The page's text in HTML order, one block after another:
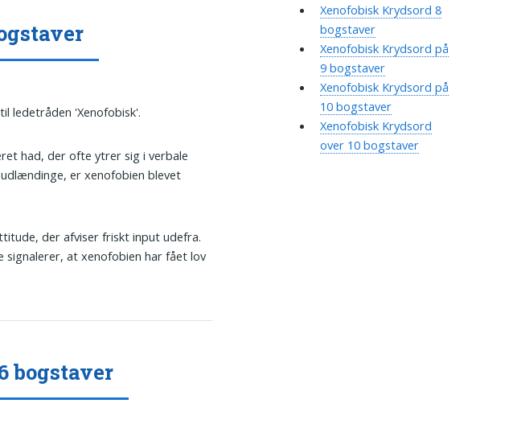
ledetråden 'Xenofobisk'.
had, der ofte ytrer sig i verbale
er xenofobien blevet
der afviser friskt input udefra.
signalerer, at xenofobien har fået lov
bogstaver
Xenofobisk Krydsord 8
bogstaver
Xenofobisk Krydsord på
9 bogstaver
Xenofobisk Krydsord på
10 bogstaver
Xenofobisk Krydsord
over 10 bogstaver